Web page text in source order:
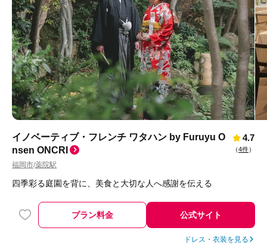
イノベーティブ・フレンチ ワタハン by Furuyu O
nsen ONCRI
福岡市/薬院駅
4.7
（4件）
四季彩る庭園を背に、美食と大切な人へ感謝を伝える
プラン料金 公式サイト
ドレス・衣装を見る